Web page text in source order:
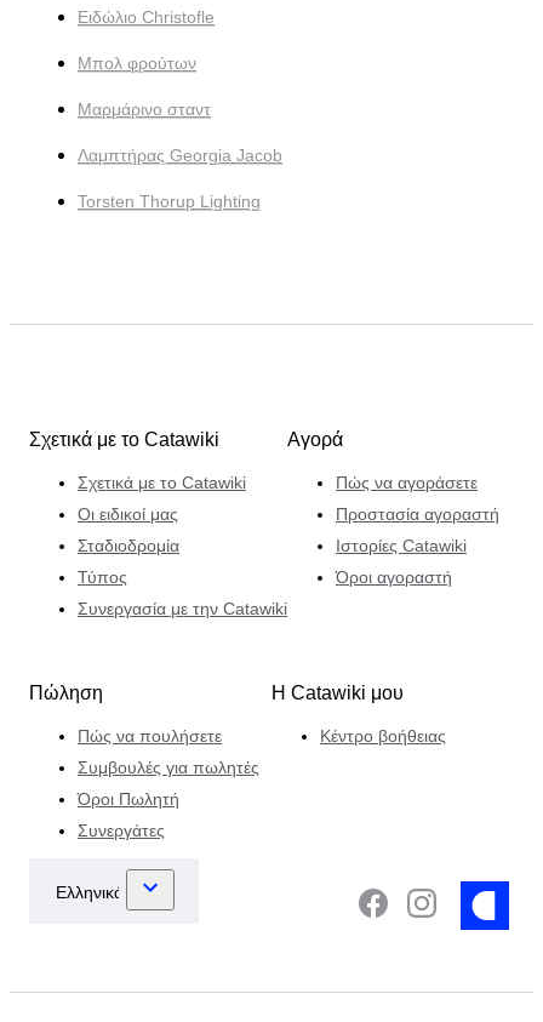
Ειδώλιο Christofle
Μπολ φρούτων
Μαρμάρινο σταντ
Λαμπτήρας Georgia Jacob
Torsten Thorup Lighting
Σχετικά με το Catawiki
Σχετικά με το Catawiki
Οι ειδικοί μας
Σταδιοδρομία
Τύπος
Συνεργασία με την Catawiki
Αγορά
Πώς να αγοράσετε
Προστασία αγοραστή
Ιστορίες Catawiki
Όροι αγοραστή
Πώληση
Πώς να πουλήσετε
Συμβουλές για πωλητές
Όροι Πωλητή
Συνεργάτες
Η Catawiki μου
Κέντρο βοήθειας